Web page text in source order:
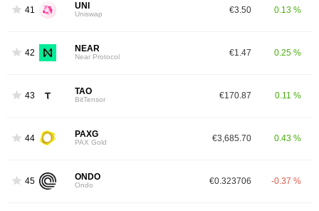
41 UNI
Uniswap €3.50 0.13 %
42 NEAR
Near Protocol €1.47 0.25 %
43 TAO
BitTensor €170.87 0.11 %
44 PAXG
PAX Gold €3,685.70 0.43 %
45 ONDO
Ondo €0.323706 -0.37 %